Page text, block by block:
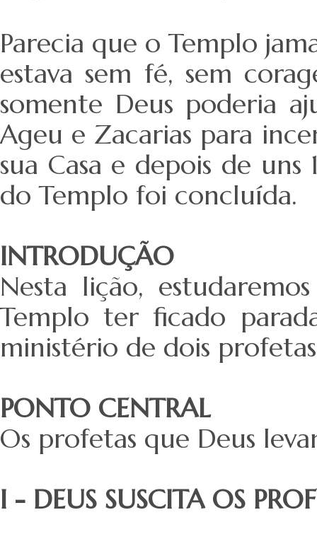
Parecia que o Templo
estava sem fé, sem
somente Deus poderia
Ageu e Zacarias para
sua Casa e depois de
do Templo foi concluída.
INTRODUÇÃO
Nesta lição,
Templo ter ficado
ministério de dois
PONTO CENTRAL
Os profetas que Deus
I - DEUS SUSCITA OS